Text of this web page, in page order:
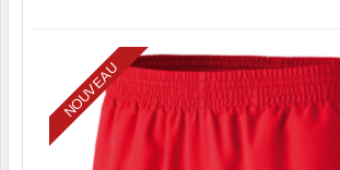
NOUVEAU